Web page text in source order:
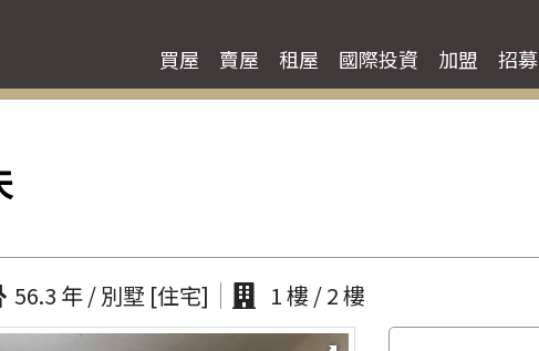
買屋 賣屋 租屋 國際投資 加盟 招募
56.3 年 / 別墅 [住宅] 1 樓 / 2 樓